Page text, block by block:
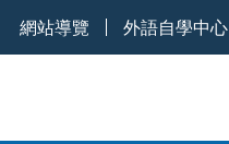
網站導覽 外語自學中心